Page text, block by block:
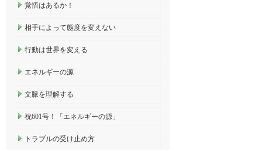
覚悟はあるか！
相手によって態度を変えない
行動は世界を変える
エネルギーの源
文脈を理解する
祝601号！「エネルギーの源」
トラブルの受け止め方